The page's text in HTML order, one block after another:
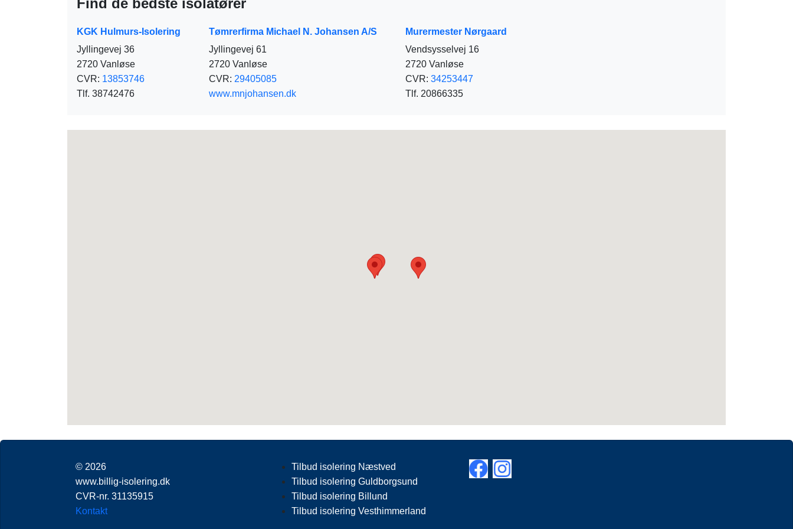
KGK Hulmurs-Isolering
Jyllingevej 36
2720 Vanløse
CVR: 13853746
Tlf. 38742476
Tømrerfirma Michael N. Johansen A/S
Jyllingevej 61
2720 Vanløse
CVR: 29405085
www.mnjohansen.dk
Murermester Nørgaard
Vendsysselvej 16
2720 Vanløse
CVR: 34253447
Tlf. 20866335
© 2026
www.billig-isolering.dk
CVR-nr. 31135915
Kontakt
Tilbud isolering Næstved
Tilbud isolering Guldborgsund
Tilbud isolering Billund
Tilbud isolering Vesthimmerland